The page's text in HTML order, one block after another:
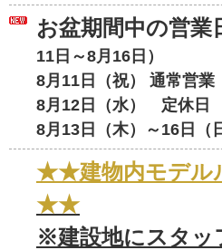
お盆期間中の営業
11日～8月16日）
8月11日（祝） 通常営業
8月12日（水） 定休日
8月13日（木）～16日
★★建物内モデル
★★
※建設地にスタッ